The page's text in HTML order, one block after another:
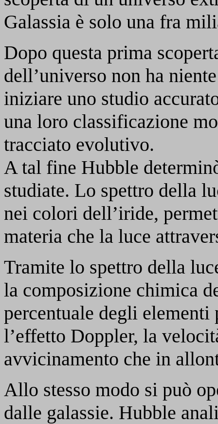
Galassia è solo una fra
Dopo questa prima
dell’universo non ha
iniziare uno studio
una loro classificazione
tracciato evolutivo.
A tal fine Hubble
studiate. Lo spettro della
nei colori dell’iride,
materia che la luce
Tramite lo spettro della
la composizione chimica
percentuale degli
l’effetto Doppler, la
avvicinamento che in
Allo stesso modo si può
dalle galassie. Hubble